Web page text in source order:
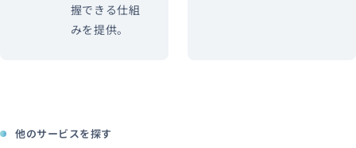
握できる仕組
みを提供。
他のサービスを探す